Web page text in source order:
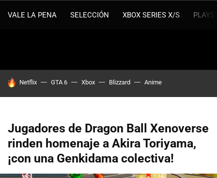
VALE LA PENA SELECCIÓN XBOX SERIES X/S
HOY SE HABLA DE
Netflix GTA 6 Xbox Blizzard Anime
Jugadores de Dragon Ball Xenoverse
rinden homenaje a Akira Toriyama,
¡con una Genkidama colectiva!